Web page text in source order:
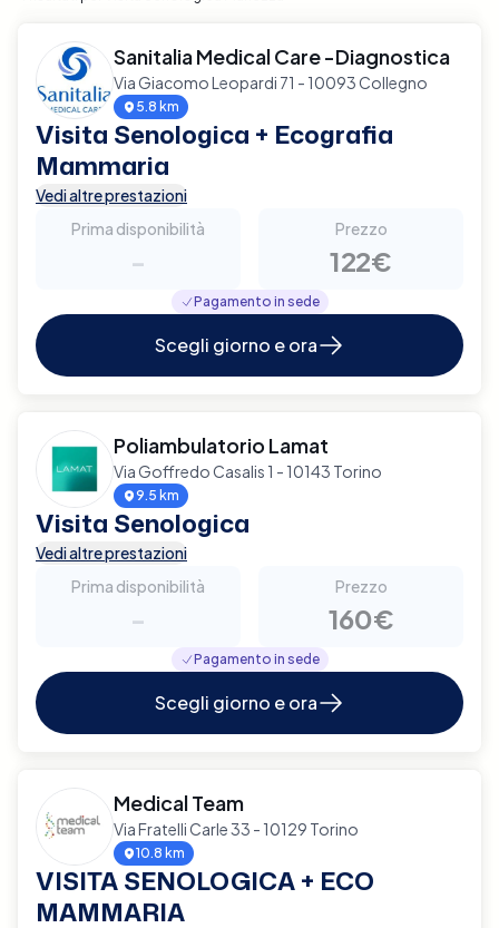
Sanitalia Medical Care -Diagnostica
Via Giacomo Leopardi 71 - 10093 Collegno
5.8 km
Visita Senologica + Ecografia
Mammaria
Vedi altre prestazioni
Prima disponibilità
-
Prezzo
122€
Pagamento in sede
Scegli giorno e ora
Poliambulatorio Lamat
Via Goffredo Casalis 1 - 10143 Torino
9.5 km
Visita Senologica
Vedi altre prestazioni
Prima disponibilità
-
Prezzo
160€
Pagamento in sede
Scegli giorno e ora
Medical Team
Via Fratelli Carle 33 - 10129 Torino
10.8 km
VISITA SENOLOGICA + ECO
MAMMARIA